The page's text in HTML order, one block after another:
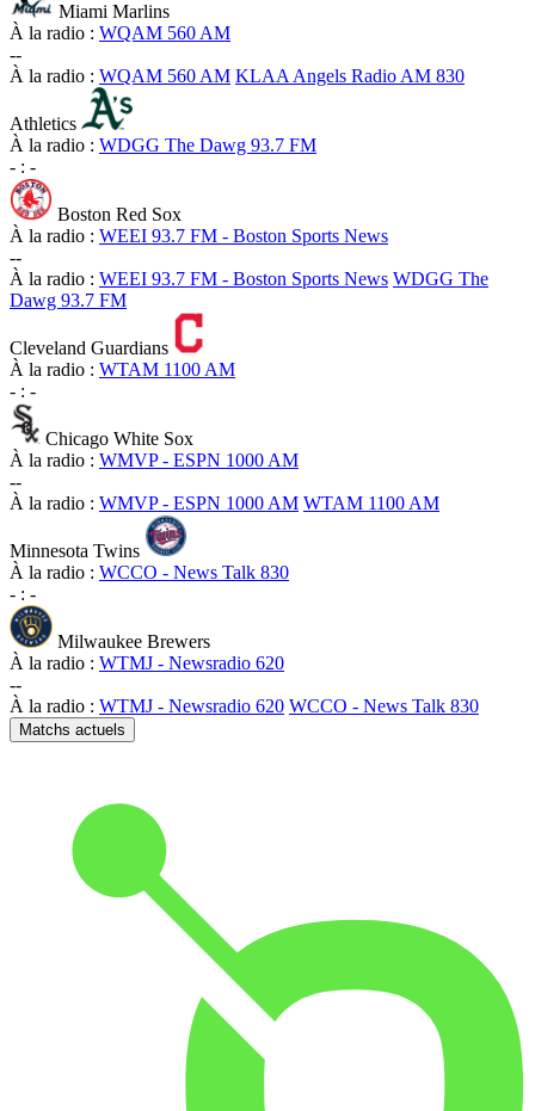
Miami Marlins
À la radio : WQAM 560 AM
--
À la radio : WQAM 560 AM KLAA Angels Radio AM 830
Athletics
À la radio : WDGG The Dawg 93.7 FM
- : -
Boston Red Sox
À la radio : WEEI 93.7 FM - Boston Sports News
--
À la radio : WEEI 93.7 FM - Boston Sports News WDGG The
Dawg 93.7 FM
Cleveland Guardians
À la radio : WTAM 1100 AM
- : -
Chicago White Sox
À la radio : WMVP - ESPN 1000 AM
--
À la radio : WMVP - ESPN 1000 AM WTAM 1100 AM
Minnesota Twins
À la radio : WCCO - News Talk 830
- : -
Milwaukee Brewers
À la radio : WTMJ - Newsradio 620
--
À la radio : WTMJ - Newsradio 620 WCCO - News Talk 830
Matchs actuels